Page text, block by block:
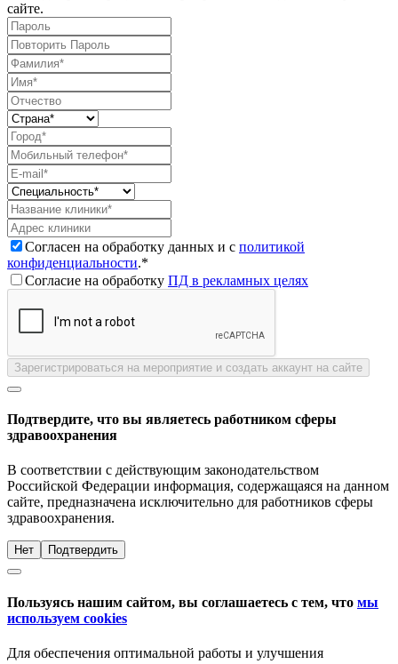
сайте.
Согласен на обработку данных и с политикой
конфиденциальности.*
Согласие на обработку ПД в рекламных целях
Зарегистрироваться на мероприятие и создать аккаунт на сайте
Подтвердите, что вы являетесь работником сферы
здравоохранения
В соответствии с действующим законодательством
Российской Федерации информация, содержащаяся на данном
сайте, предназначена исключительно для работников сферы
здравоохранения.
Нет Подтвердить
Пользуясь нашим сайтом, вы соглашаетесь с тем, что мы
используем cookies
Для обеспечения оптимальной работы и улучшения